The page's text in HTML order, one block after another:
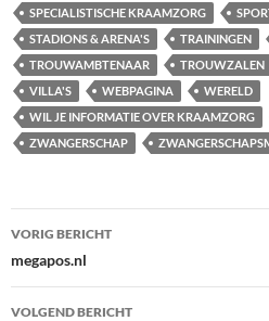
SPECIALISTISCHE KRAAMZORG
STADIONS & ARENA'S
TRAININGEN
TROUWAMBTENAAR
TROUWZALEN
VILLA'S
WEBPAGINA
WERELD
WIL JE INFORMATIE OVER KRAAMZORG
ZWANGERSCHAP
Bericht
navigatie
VORIG BERICHT
megapos.nl
VOLGEND BERICHT